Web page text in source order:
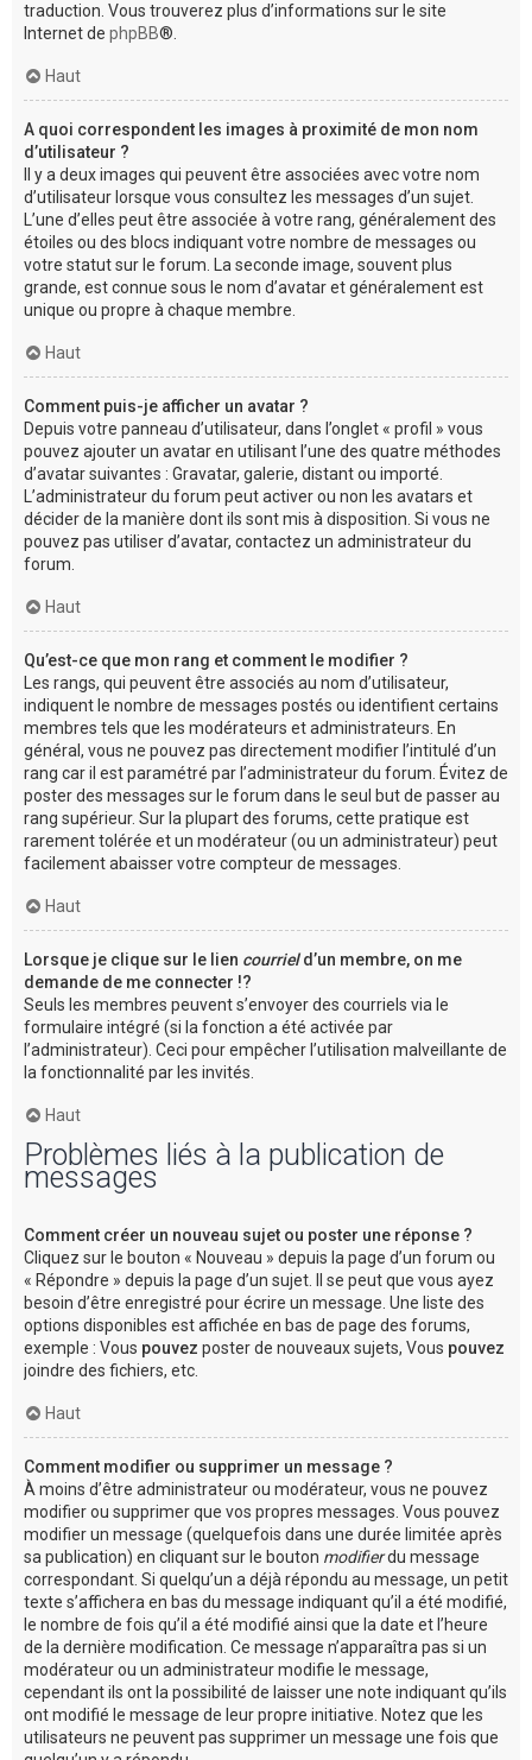
traduction. Vous trouverez plus d’informations sur le site
Internet de phpBB®.
Haut
A quoi correspondent les images à proximité de mon nom
d’utilisateur ?
Il y a deux images qui peuvent être associées avec votre nom
d’utilisateur lorsque vous consultez les messages d’un sujet.
L’une d’elles peut être associée à votre rang, généralement des
étoiles ou des blocs indiquant votre nombre de messages ou
votre statut sur le forum. La seconde image, souvent plus
grande, est connue sous le nom d’avatar et généralement est
unique ou propre à chaque membre.
Haut
Comment puis-je afficher un avatar ?
Depuis votre panneau d’utilisateur, dans l’onglet « profil » vous
pouvez ajouter un avatar en utilisant l’une des quatre méthodes
d’avatar suivantes : Gravatar, galerie, distant ou importé.
L’administrateur du forum peut activer ou non les avatars et
décider de la manière dont ils sont mis à disposition. Si vous ne
pouvez pas utiliser d’avatar, contactez un administrateur du
forum.
Haut
Qu’est-ce que mon rang et comment le modifier ?
Les rangs, qui peuvent être associés au nom d’utilisateur,
indiquent le nombre de messages postés ou identifient certains
membres tels que les modérateurs et administrateurs. En
général, vous ne pouvez pas directement modifier l’intitulé d’un
rang car il est paramétré par l’administrateur du forum. Évitez de
poster des messages sur le forum dans le seul but de passer au
rang supérieur. Sur la plupart des forums, cette pratique est
rarement tolérée et un modérateur (ou un administrateur) peut
facilement abaisser votre compteur de messages.
Haut
Lorsque je clique sur le lien courrield’un membre, on me
demande de me connecter !?
Seuls les membres peuvent s’envoyer des courriels via le
formulaire intégré (si la fonction a été activée par
l’administrateur). Ceci pour empêcher l’utilisation malveillante de
la fonctionnalité par les invités.
Haut
Problèmes liés à la publication de
messages
Comment créer un nouveau sujet ou poster une réponse ?
Cliquez sur le bouton « Nouveau » depuis la page d’un forum ou
« Répondre » depuis la page d’un sujet. Il se peut que vous ayez
besoin d’être enregistré pour écrire un message. Une liste des
options disponibles est affichée en bas de page des forums,
exemple : Vous pouvez poster de nouveaux sujets, Vous pouvez
joindre des fichiers, etc.
Haut
Comment modifier ou supprimer un message ?
À moins d’être administrateur ou modérateur, vous ne pouvez
modifier ou supprimer que vos propres messages. Vous pouvez
modifier un message (quelquefois dans une durée limitée après
sa publication) en cliquant sur le bouton modifierdu message
correspondant. Si quelqu’un a déjà répondu au message, un petit
texte s’affichera en bas du message indiquant qu’il a été modifié,
le nombre de fois qu’il a été modifié ainsi que la date et l’heure
de la dernière modification. Ce message n’apparaîtra pas si un
modérateur ou un administrateur modifie le message,
cependant ils ont la possibilité de laisser une note indiquant qu’ils
ont modifié le message de leur propre initiative. Notez que les
utilisateurs ne peuvent pas supprimer un message une fois que